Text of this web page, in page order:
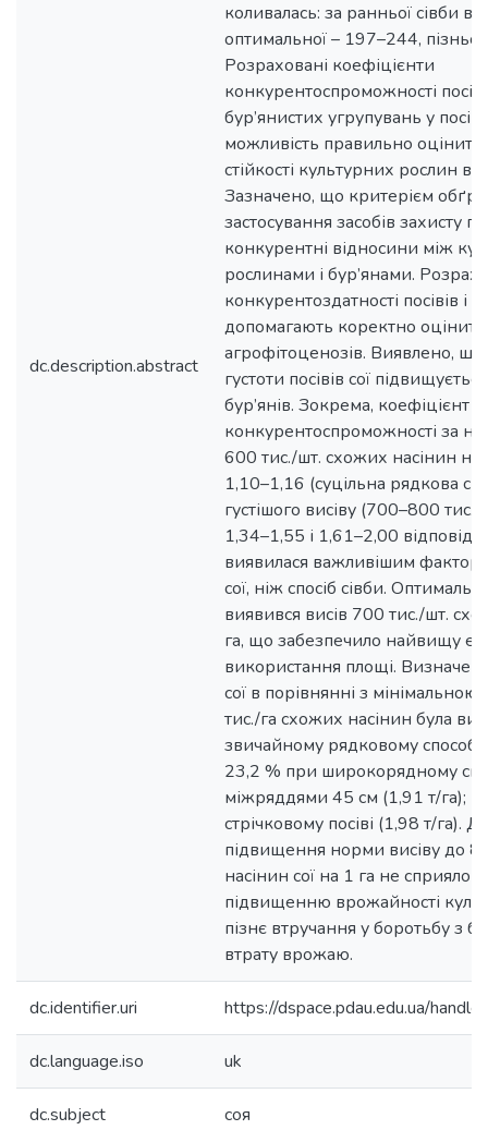
dc.description.abstract
коливалась: за ранньої сівби
оптимальної – 197–244,
Розраховані коефіцієнти
конкурентоспроможності
бур’янистих угрупувань у
можливість правильно
стійкості культурних рослин в
Зазначено, що критерієм
застосування засобів захисту
конкурентні відносини між
рослинами і бур’янами.
конкурентоздатності посівів і
допомагають коректно оцінити
агрофітоценозів. Виявлено, що
густоти посівів сої підвищується
бур’янів. Зокрема, коефіцієнт
конкурентоспроможності за
600 тис./шт. схожих насінин на
1,10–1,16 (суцільна рядкова
густішого висіву (700–800
1,34–1,55 і 1,61–2,00
виявилася важливішим
сої, ніж спосіб сівби.
виявився висів 700 тис./шт.
га, що забезпечило найвищу
використання площі.
сої в порівнянні з
тис./га схожих насінин була
звичайному рядковому способі
23,2 % при широкорядному
міжряддями 45 см (1,91 т/га);
стрічковому посіві (1,98 т/га).
підвищення норми висіву до
насінин сої на 1 га не сприяло
підвищенню врожайності
пізнє втручання у боротьбу з
втрату врожаю.
dc.identifier.uri https://dspace.pdau.edu.ua/
dc.language.iso uk
dc.subject соя